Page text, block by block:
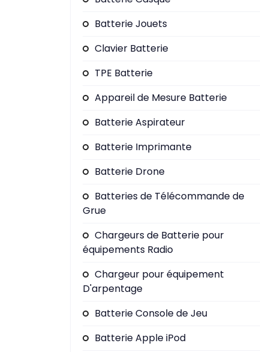
Batterie Jouets
Clavier Batterie
TPE Batterie
Appareil de Mesure Batterie
Batterie Aspirateur
Batterie Imprimante
Batterie Drone
Batteries de Télécommande de
Grue
Chargeurs de Batterie pour
équipements Radio
Chargeur pour équipement
D'arpentage
Batterie Console de Jeu
Batterie Apple iPod